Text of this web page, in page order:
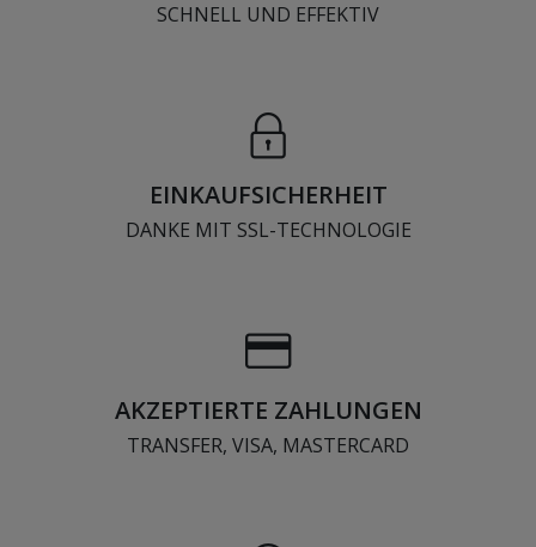
SCHNELL UND EFFEKTIV
EINKAUFSICHERHEIT
DANKE MIT SSL-TECHNOLOGIE
AKZEPTIERTE ZAHLUNGEN
TRANSFER, VISA, MASTERCARD